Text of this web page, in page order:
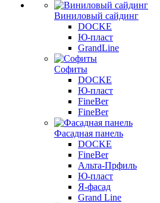
Виниловый сайдинг
DOCKE
Ю-пласт
GrandLine
Софиты
DOCKE
Ю-пласт
FineBer
FineBer
Фасадная панель
DOCKE
FineBer
Альта-Прфиль
Ю-пласт
Я-фасад
Grand Line